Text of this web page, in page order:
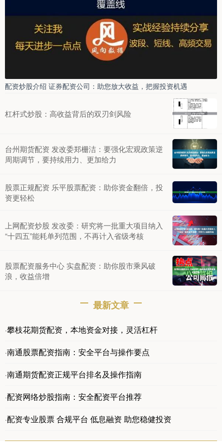
配资炒股介绍 证券配资公司：助您放大收益，把握投资机遇
杠杆式炒股：高收益背后的双刃剑风险
台州期货配资 发改委郑栅洁：要强化宏观政策逆
周期调节，要持续用力、更加给力
股票正规配资 乐平股票配资：助你资金翻倍，投
资更轻松
上网配资炒股 发改委：研究将一批重大项目纳入
“十四五”能耗单列范围，不再计入省级考核
股票配资服务中心 实盘配资：助你股市乘风破
浪，收益倍增
最新文章
·攀枝花期货配资，本地资金对接，灵活杠杆
·南通股票配资指南：安全平台与操作要点
·南通期货配资正规平台排名及操作指南
·配资网络炒股指南：安全配资平台推荐
·配资专业股票 合规平台 低息融资 助您稳健投资